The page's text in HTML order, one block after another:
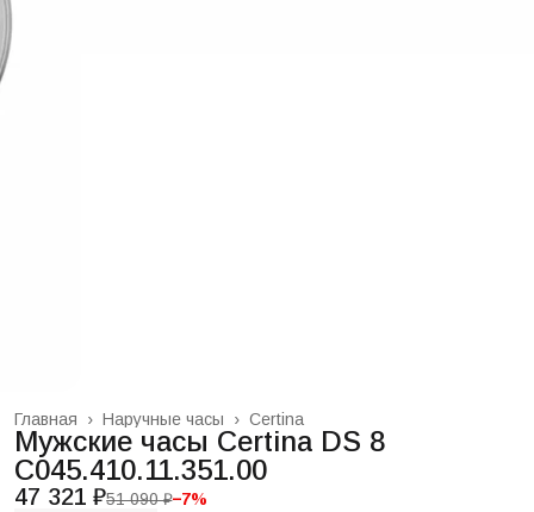
Certina
Наручные часы ›
Главная ›
Мужские часы Certina DS 8
C045.410.11.351.00
47 321 ₽51 090 ₽−7%